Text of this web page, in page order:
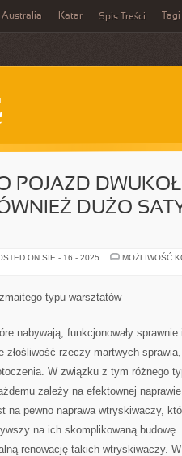
Australia Katar Spis Treści Tagi
POJAZD
DUŻO
ON SIE - 16 - 2025
MOŻLIWOŚĆ
typu warsztatów
nabywają, funkcjonowały sprawnie
złośliwość rzeczy martwych
W związku z tym różnego
zależy na efektownej
na pewno naprawa wtryskiwaczy,
na ich skomplikowaną
renowację takich wtryskiwaczy.